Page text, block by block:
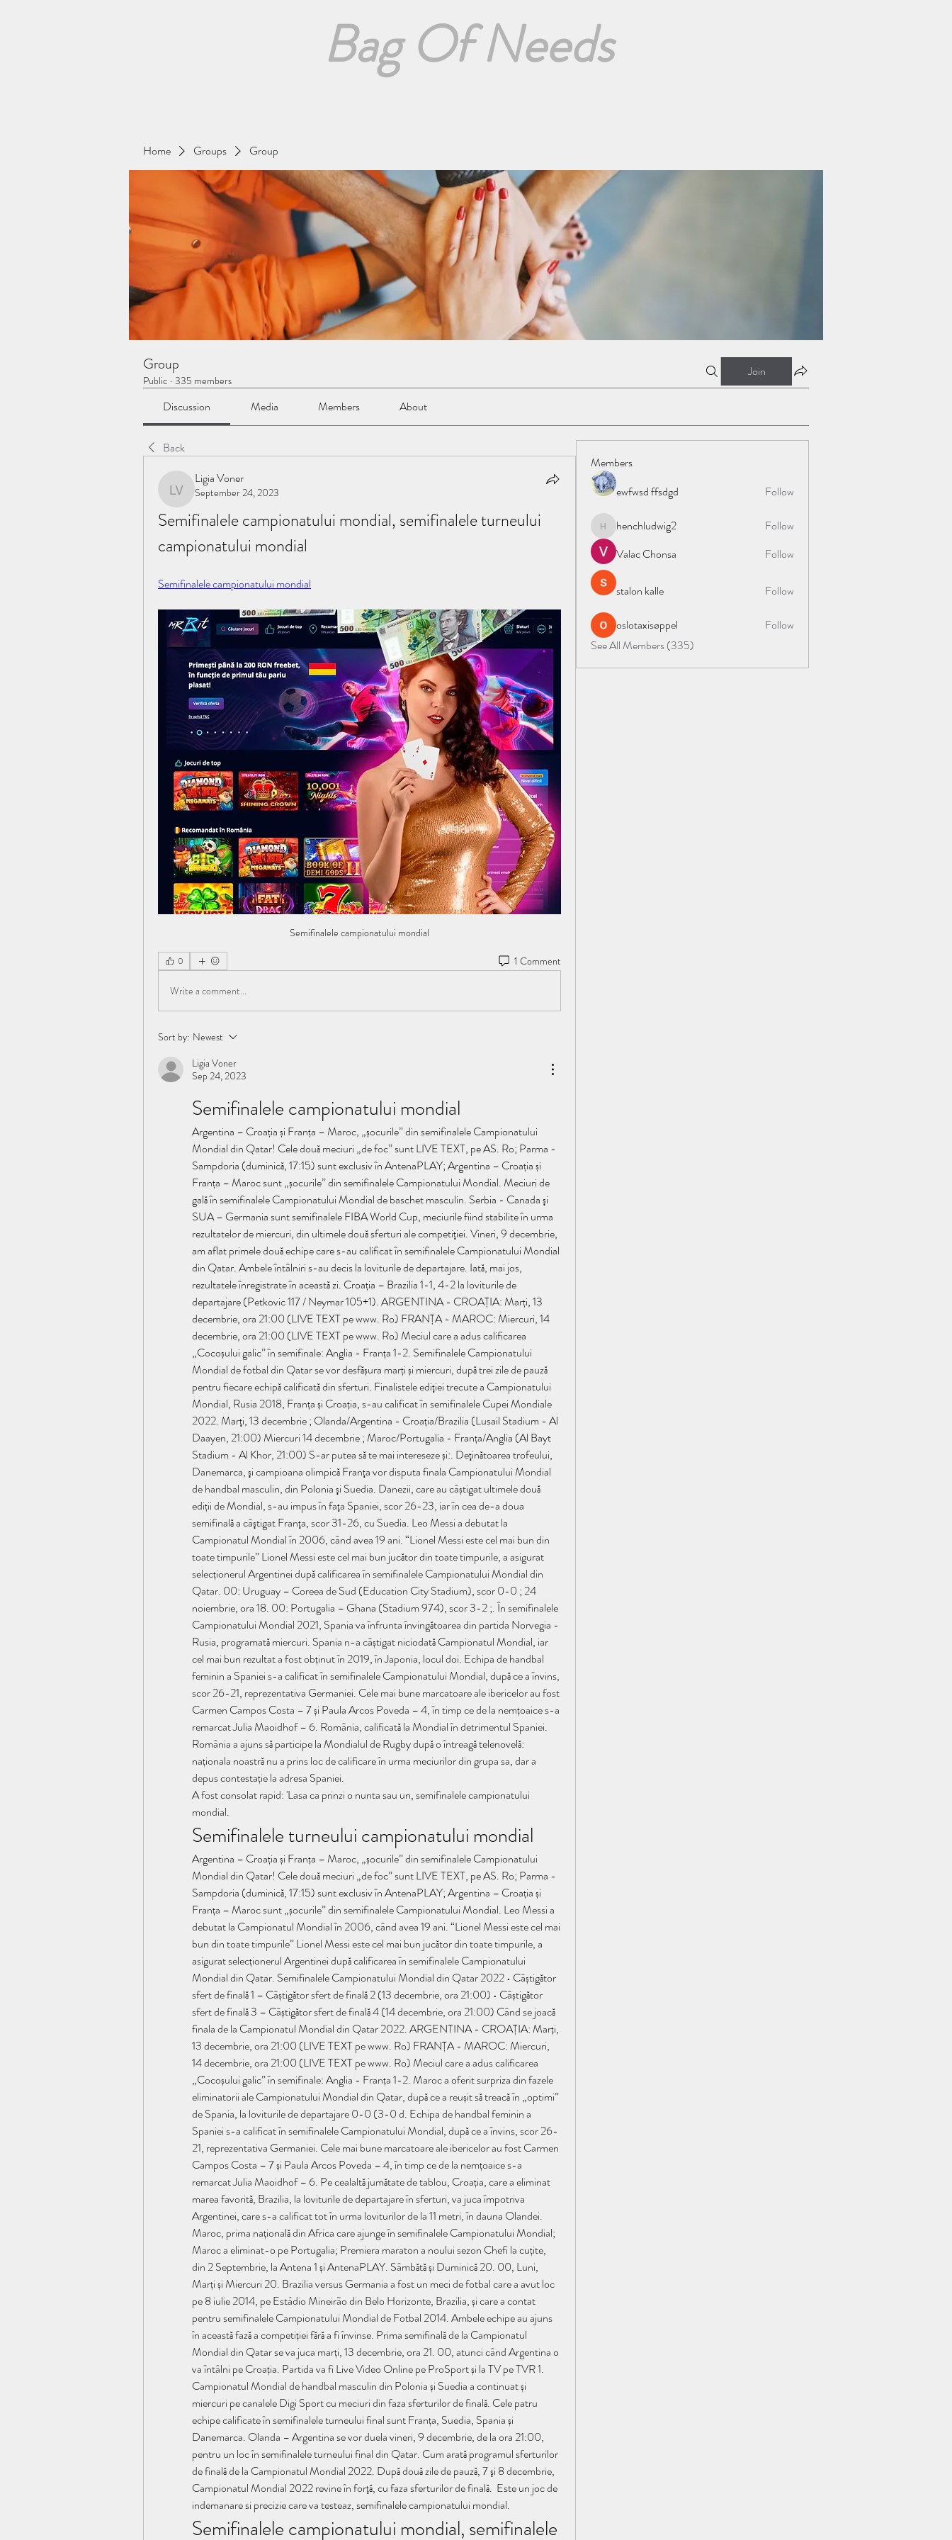
Bag Of Needs
Home Groups Group
Group
Public · 335 members
Join
Discussion Media Members About
Back
Ligia Voner
Ligia Voner
September 24, 2023
Semifinalele campionatului mondial, semifinalele turneului
campionatului mondial
Semifinalele campionatului mondial
Semifinalele campionatului mondial
0 1 Comment
Write a comment...
Sort by: Newest
Ligia Voner
Sep 24, 2023
Semifinalele campionatului mondial
Argentina – Croația și Franța – Maroc, „șocurile” din semifinalele Campionatului
Mondial din Qatar! Cele două meciuri „de foc” sunt LIVE TEXT, pe AS. Ro; Parma -
Sampdoria (duminică, 17:15) sunt exclusiv în AntenaPLAY; Argentina – Croația și
Franța – Maroc sunt „șocurile” din semifinalele Campionatului Mondial. Meciuri de
gală în semifinalele Campionatului Mondial de baschet masculin. Serbia - Canada şi
SUA – Germania sunt semifinalele FIBA World Cup, meciurile fiind stabilite în urma
rezultatelor de miercuri, din ultimele două sferturi ale competiţiei. Vineri, 9 decembrie,
am aflat primele două echipe care s-au calificat în semifinalele Campionatului Mondial
din Qatar. Ambele întâlniri s-au decis la loviturile de departajare. Iată, mai jos,
rezultatele înregistrate în această zi. Croația – Brazilia 1-1, 4-2 la loviturile de
departajare (Petkovic 117 / Neymar 105+1). ARGENTINA - CROAȚIA: Marți, 13
decembrie, ora 21:00 (LIVE TEXT pe www. Ro) FRANȚA - MAROC: Miercuri, 14
decembrie, ora 21:00 (LIVE TEXT pe www. Ro) Meciul care a adus calificarea
„Cocoșului galic” în semifinale: Anglia - Franța 1-2. Semifinalele Campionatului
Mondial de fotbal din Qatar se vor desfășura marți și miercuri, după trei zile de pauză
pentru fiecare echipă calificată din sferturi. Finalistele ediţiei trecute a Campionatului
Mondial, Rusia 2018, Franța și Croația, s-au calificat în semifinalele Cupei Mondiale
2022. Marţi, 13 decembrie ; Olanda/Argentina - Croația/Brazilia (Lusail Stadium - Al
Daayen, 21:00) Miercuri 14 decembrie ; Maroc/Portugalia - Franța/Anglia (Al Bayt
Stadium - Al Khor, 21:00) S-ar putea să te mai intereseze și:. Deţinătoarea trofeului,
Danemarca, şi campioana olimpică Franţa vor disputa finala Campionatului Mondial
de handbal masculin, din Polonia şi Suedia. Danezii, care au câștigat ultimele două
ediții de Mondial, s-au impus în faţa Spaniei, scor 26-23, iar în cea de-a doua
semifinală a câştigat Franţa, scor 31-26, cu Suedia. Leo Messi a debutat la
Campionatul Mondial în 2006, când avea 19 ani. “Lionel Messi este cel mai bun din
toate timpurile” Lionel Messi este cel mai bun jucător din toate timpurile, a asigurat
selecționerul Argentinei după calificarea în semifinalele Campionatului Mondial din
Qatar. 00: Uruguay – Coreea de Sud (Education City Stadium), scor 0-0 ; 24
noiembrie, ora 18. 00: Portugalia – Ghana (Stadium 974), scor 3-2 ;. În semifinalele
Campionatului Mondial 2021, Spania va înfrunta învingătoarea din partida Norvegia -
Rusia, programată miercuri. Spania n-a câștigat niciodată Campionatul Mondial, iar
cel mai bun rezultat a fost obținut în 2019, în Japonia, locul doi. Echipa de handbal
feminin a Spaniei s-a calificat în semifinalele Campionatului Mondial, după ce a învins,
scor 26-21, reprezentativa Germaniei. Cele mai bune marcatoare ale ibericelor au fost
Carmen Campos Costa – 7 și Paula Arcos Poveda – 4, în timp ce de la nemțoaice s-a
remarcat Julia Maoidhof – 6. România, calificată la Mondial în detrimentul Spaniei.
România a ajuns să participe la Mondialul de Rugby după o întreagă telenovelă:
naționala noastră nu a prins loc de calificare în urma meciurilor din grupa sa, dar a
depus contestație la adresa Spaniei.
A fost consolat rapid: 'Lasa ca prinzi o nunta sau un, semifinalele campionatului
mondial.
Semifinalele turneului campionatului mondial
Argentina – Croația și Franța – Maroc, „șocurile” din semifinalele Campionatului
Mondial din Qatar! Cele două meciuri „de foc” sunt LIVE TEXT, pe AS. Ro; Parma -
Sampdoria (duminică, 17:15) sunt exclusiv în AntenaPLAY; Argentina – Croația și
Franța – Maroc sunt „șocurile” din semifinalele Campionatului Mondial. Leo Messi a
debutat la Campionatul Mondial în 2006, când avea 19 ani. “Lionel Messi este cel mai
bun din toate timpurile” Lionel Messi este cel mai bun jucător din toate timpurile, a
asigurat selecționerul Argentinei după calificarea în semifinalele Campionatului
Mondial din Qatar. Semifinalele Campionatului Mondial din Qatar 2022 • Câștigător
sfert de finală 1 – Câștigător sfert de finală 2 (13 decembrie, ora 21:00) • Câștigător
sfert de finală 3 – Câștigător sfert de finală 4 (14 decembrie, ora 21:00) Când se joacă
finala de la Campionatul Mondial din Qatar 2022. ARGENTINA - CROAȚIA: Marți,
13 decembrie, ora 21:00 (LIVE TEXT pe www. Ro) FRANȚA - MAROC: Miercuri,
14 decembrie, ora 21:00 (LIVE TEXT pe www. Ro) Meciul care a adus calificarea
„Cocoșului galic” în semifinale: Anglia - Franța 1-2. Maroc a oferit surpriza din fazele
eliminatorii ale Campionatului Mondial din Qatar, după ce a reușit să treacă în „optimi”
de Spania, la loviturile de departajare 0-0 (3-0 d. Echipa de handbal feminin a
Spaniei s-a calificat în semifinalele Campionatului Mondial, după ce a învins, scor 26-
21, reprezentativa Germaniei. Cele mai bune marcatoare ale ibericelor au fost Carmen
Campos Costa – 7 și Paula Arcos Poveda – 4, în timp ce de la nemțoaice s-a
remarcat Julia Maoidhof – 6. Pe cealaltă jumătate de tablou, Croația, care a eliminat
marea favorită, Brazilia, la loviturile de departajare în sferturi, va juca împotriva
Argentinei, care s-a calificat tot în urma loviturilor de la 11 metri, în dauna Olandei.
Maroc, prima națională din Africa care ajunge în semifinalele Campionatului Mondial;
Maroc a eliminat-o pe Portugalia; Premiera maraton a noului sezon Chefi la cuțite,
din 2 Septembrie, la Antena 1 și AntenaPLAY. Sâmbătă și Duminică 20. 00, Luni,
Marți și Miercuri 20. Brazilia versus Germania a fost un meci de fotbal care a avut loc
pe 8 iulie 2014, pe Estádio Mineirão din Belo Horizonte, Brazilia, și care a contat
pentru semifinalele Campionatului Mondial de Fotbal 2014. Ambele echipe au ajuns
în această fază a competiției fără a fi învinse. Prima semifinală de la Campionatul
Mondial din Qatar se va juca marți, 13 decembrie, ora 21. 00, atunci când Argentina o
va întâlni pe Croația. Partida va fi Live Video Online pe ProSport și la TV pe TVR 1.
Campionatul Mondial de handbal masculin din Polonia și Suedia a continuat și
miercuri pe canalele Digi Sport cu meciuri din faza sferturilor de finală. Cele patru
echipe calificate în semifinalele turneului final sunt Franța, Suedia, Spania și
Danemarca. Olanda – Argentina se vor duela vineri, 9 decembrie, de la ora 21:00,
pentru un loc în semifinalele turneului final din Qatar. Cum arată programul sferturilor
de finală de la Campionatul Mondial 2022. După două zile de pauză, 7 şi 8 decembrie,
Campionatul Mondial 2022 revine în forţă, cu faza sferturilor de finală.  Este un joc de
indemanare si precizie care va testeaz, semifinalele campionatului mondial.
Semifinalele campionatului mondial, semifinalele
Members
ewfwsd ffsdgd
Follow
henchludwig2
henchludwig2
Follow
Valac Chonsa
Follow
stalon kalle Follow
oslotaxisøppel
Follow
See All Members (335)